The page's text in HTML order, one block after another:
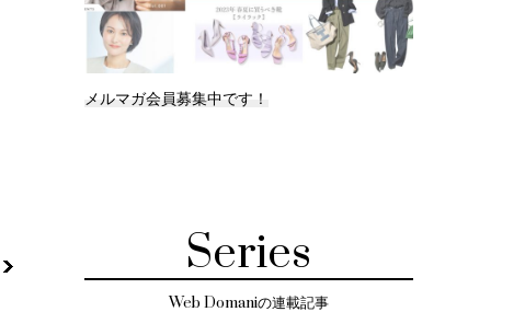
メルマガ会員募集中です！
Series
Web Domaniの連載記事